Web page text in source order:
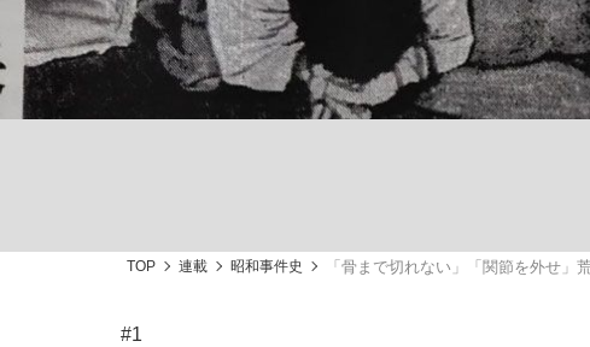
TOP 連載 昭和事件史 「骨まで切れない」「関節を外せ
#1